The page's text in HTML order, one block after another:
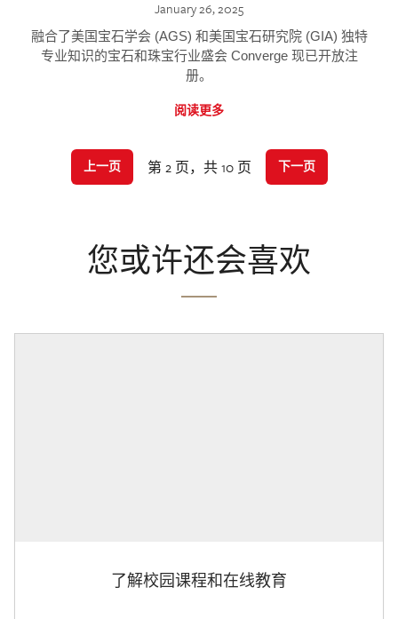
January 26, 2025
融合了美国宝石学会 (AGS) 和美国宝石研究院 (GIA) 独特
专业知识的宝石和珠宝行业盛会 Converge 现已开放注
册。
阅读更多
上一页 第 2 页，共 10 页 下一页
您或许还会喜欢
了解校园课程和在线教育